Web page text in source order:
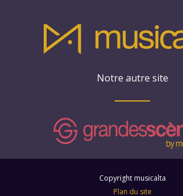
Notre autre site
Copyright musicalta
Plan du site